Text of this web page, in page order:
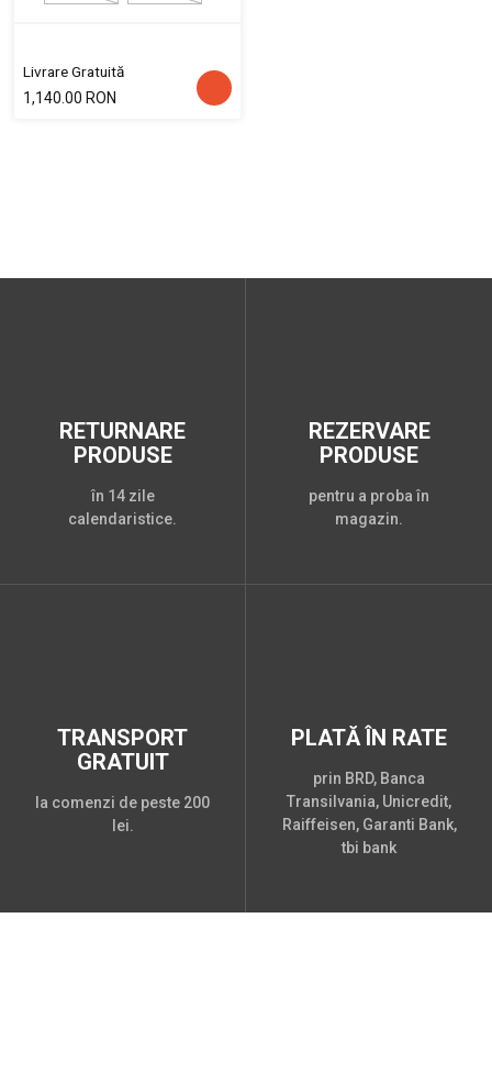
Livrare Gratuită
1,140.00 RON
RETURNARE
PRODUSE
în 14 zile
calendaristice.
REZERVARE
PRODUSE
pentru a proba în
magazin.
TRANSPORT
GRATUIT
la comenzi de peste 200
lei.
PLATĂ ÎN RATE
prin BRD, Banca
Transilvania, Unicredit,
Raiffeisen, Garanti Bank,
tbi bank